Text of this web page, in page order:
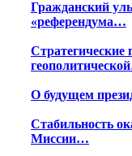
Гражданский
«референдума…
Стратегические
О будущем
Стабильность
Миссии…